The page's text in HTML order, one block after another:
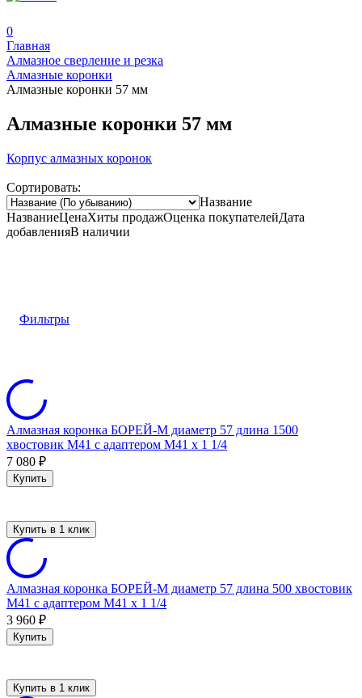
0
Главная
Алмазное сверление и резка
Алмазные коронки
Алмазные коронки 57 мм
Алмазные коронки 57 мм
Корпус алмазных коронок
Сортировать:
Название
НазваниеЦенаХиты продажОценка покупателейДата
добавленияВ наличии
Фильтры
Алмазная коронка БОРЕЙ-М диаметр 57 длина 1500
хвостовик M41 с адаптером M41 x 1 1/4
7 080 ₽
Купить
Купить в 1 клик
Алмазная коронка БОРЕЙ-М диаметр 57 длина 500 хвостовик
M41 с адаптером M41 x 1 1/4
3 960 ₽
Купить
Купить в 1 клик